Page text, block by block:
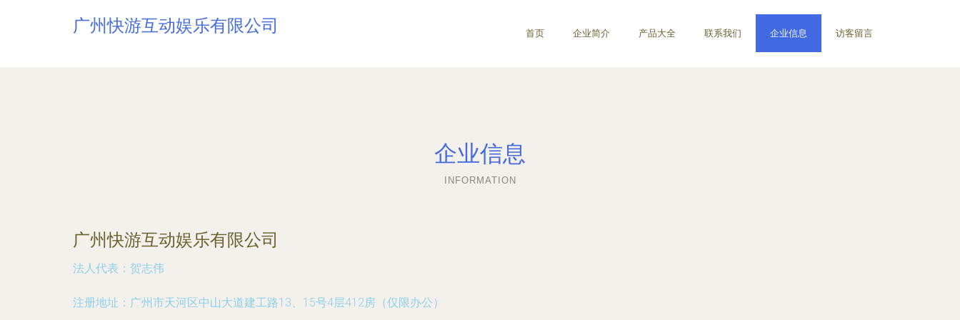
广州快游互动娱乐有限公司 首页 企业简介 产品大全 联系我们 企业信息 访客留言
企业信息
INFORMATION
广州快游互动娱乐有限公司
法人代表： 贺志伟
注册地址： 广州市天河区中山大道建工路13、15号4层412房（仅限办公）